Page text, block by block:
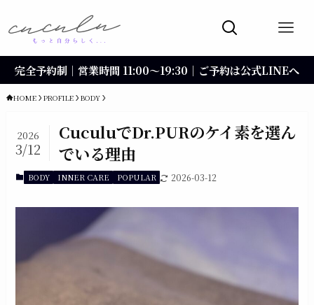
完全予約制｜営業時間 11:00〜19:30｜ご予約は公式LINEへ
HOME PROFILE BODY
CuculuでDr.PURのケイ素を選ん
でいる理由
2026
3/12
BODY INNER CARE POPULAR 2026-03-12